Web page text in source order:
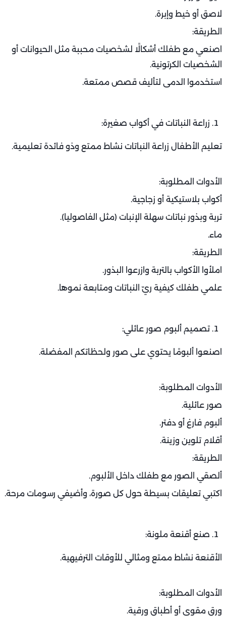
لاصق أو خيط وإبرة.
الطريقة:
اصنعي مع طفلك أشكالًا لشخصيات محببة مثل الحيوانات أو
الشخصيات الكرتونية.
استخدموا الدمى لتأليف قصص ممتعة.
زراعة النباتات في أكواب صغيرة:
تعليم الأطفال زراعة النباتات نشاط ممتع وذو فائدة تعليمية.
الأدوات المطلوبة:
أكواب بلاستيكية أو زجاجية.
تربة وبذور نباتات سهلة الإنبات (مثل الفاصوليا).
ماء.
الطريقة:
املأوا الأكواب بالتربة وازرعوا البذور.
علمي طفلك كيفية ريّ النباتات ومتابعة نموها.
تصميم ألبوم صور عائلي:
اصنعوا ألبومًا يحتوي على صور ولحظاتكم المفضلة.
الأدوات المطلوبة:
صور عائلية.
ألبوم فارغ أو دفتر.
أقلام تلوين وزينة.
الطريقة:
ألصقي الصور مع طفلك داخل الألبوم.
اكتبي تعليقات بسيطة حول كل صورة، وأضيفي رسومات مرحة.
صنع أقنعة ملونة:
الأقنعة نشاط ممتع ومثالي للأوقات الترفيهية.
الأدوات المطلوبة:
ورق مقوى أو أطباق ورقية.